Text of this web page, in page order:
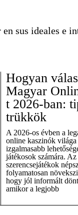
sus ideales e
Hogyan
Magyar
t 2026-ban:
trükkök
A 2026-os évben a
online kaszinók világa
izgalmasabb
játékosok számára.
szerencsejátékok
folyamatosan
hogy jól informált
amikor a legjobb